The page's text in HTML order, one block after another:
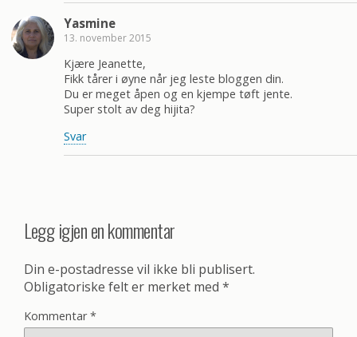
Yasmine
13. november 2015
Kjære Jeanette,
Fikk tårer i øyne når jeg leste bloggen din.
Du er meget åpen og en kjempe tøft jente.
Super stolt av deg hijita?
Svar
Legg igjen en kommentar
Din e-postadresse vil ikke bli publisert.
Obligatoriske felt er merket med *
Kommentar*